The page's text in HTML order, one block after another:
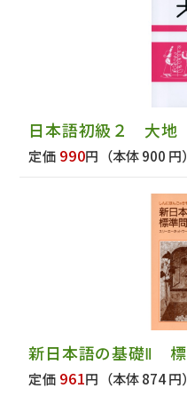
日本語初級２ 大
定価 990円 （本体 900 円）
新日本語の基礎Ⅱ
定価 961円 （本体 874 円）